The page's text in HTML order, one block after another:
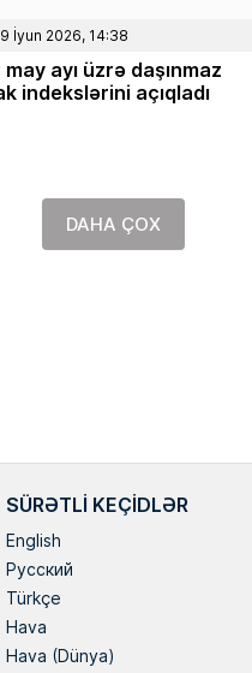
İyun 2026, 14:38
may ayı üzrə daşınmaz
indekslərini açıqladı
DAHA ÇOX
poeziyası –
elmləri doktorudur.
SÜRƏTLI KEÇIDLƏR
English
Русский
Türkçe
Hava
Hava (Dünya)